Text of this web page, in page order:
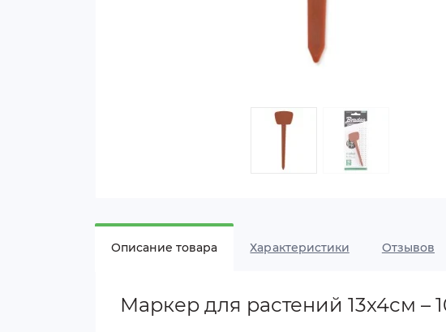
Описание товара Характеристики Отзывов
Маркер для растений 13x4см –